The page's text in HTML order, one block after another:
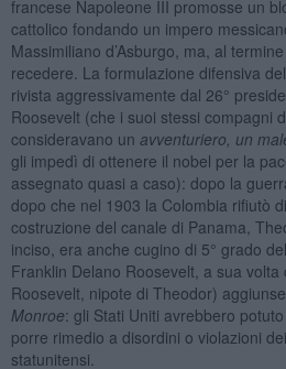
francese Napoleone III promosse un
cattolico fondando un impero
Massimiliano d’Asburgo, ma, al
recedere. La formulazione difensiva
rivista aggressivamente dal 26°
Roosevelt (che i suoi stessi compagni
consideravano un avventuriero, un
gli impedì di ottenere il nobel per la
assegnato quasi a caso): dopo la
dopo che nel 1903 la Colombia rifiutò
costruzione del canale di Panama,
inciso, era anche cugino di 5° grado
Franklin Delano Roosevelt, a sua
Roosevelt, nipote di Theodor)
Monroe: gli Stati Uniti avrebbero
porre rimedio a disordini o violazioni
statunitensi.